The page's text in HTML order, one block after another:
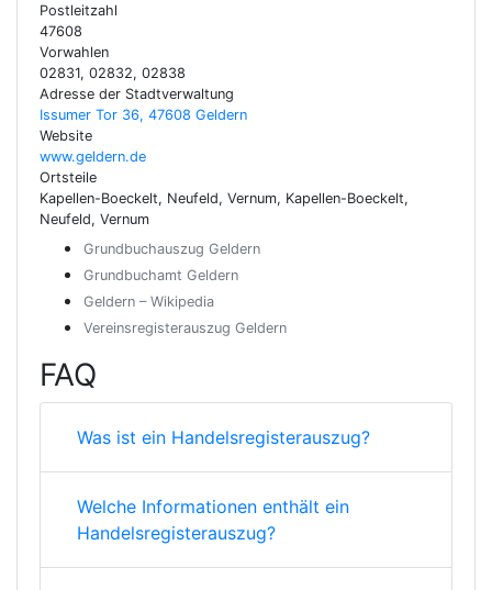
Postleitzahl
47608
Vorwahlen
02831, 02832, 02838
Adresse der Stadtverwaltung
Issumer Tor 36, 47608 Geldern
Website
www.geldern.de
Ortsteile
Kapellen-Boeckelt, Neufeld, Vernum, Kapellen-Boeckelt,
Neufeld, Vernum
Grundbuchauszug Geldern
Grundbuchamt Geldern
Geldern – Wikipedia
Vereinsregisterauszug Geldern
FAQ
Was ist ein Handelsregisterauszug?
Welche Informationen enthält ein
Handelsregisterauszug?